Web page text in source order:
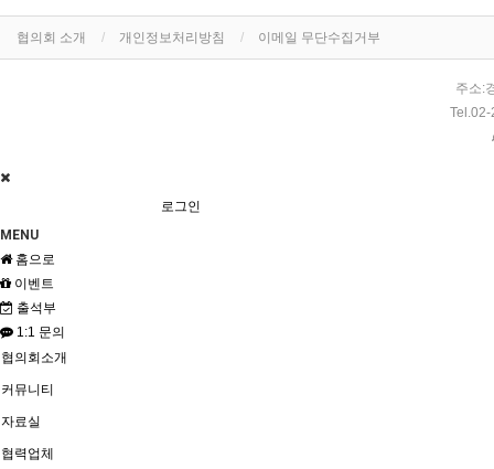
협의회 소개 개인정보처리방침 이메일 무단수집거부
주소:
로그인
MENU
홈으로
이벤트
출석부
1:1 문의
협의회소개
커뮤니티
자료실
협력업체